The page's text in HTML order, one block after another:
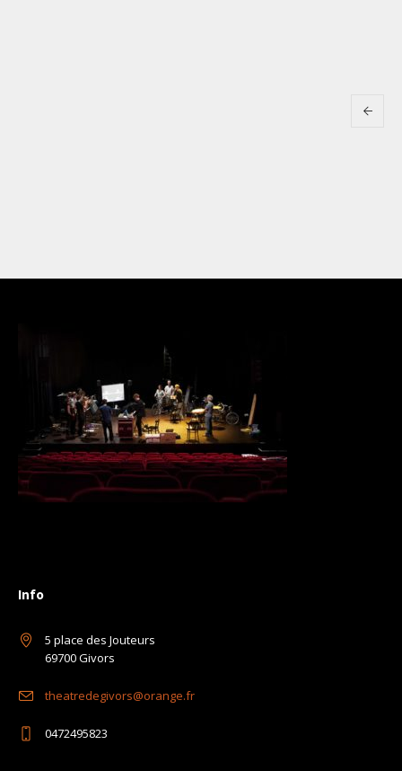
Info
5 place des Jouteurs
69700 Givors
theatredegivors@orange.fr
0472495823